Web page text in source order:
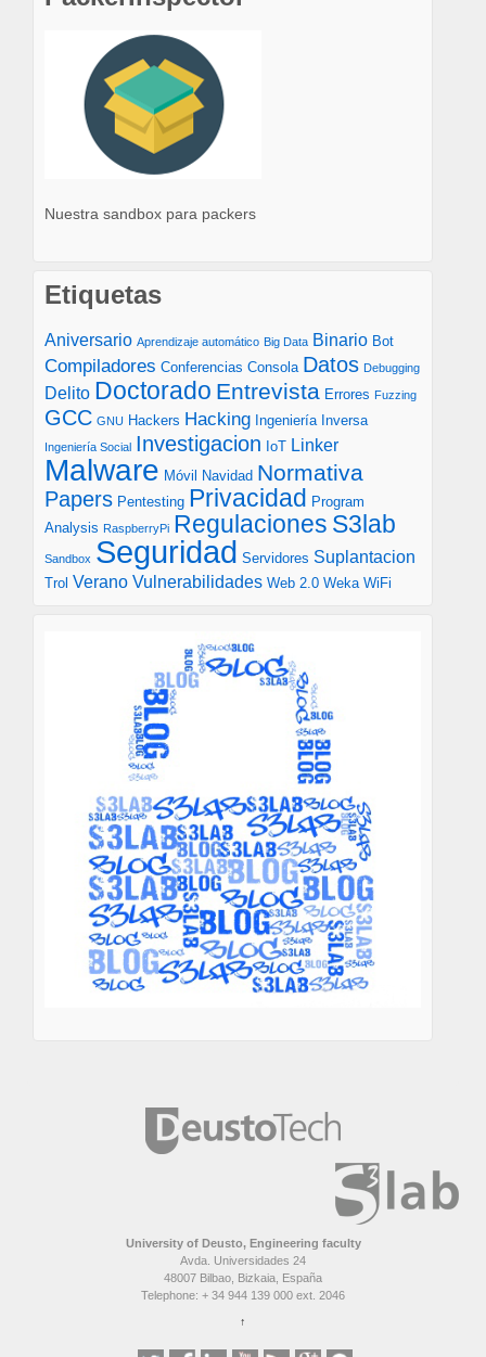
Nuestra sandbox para packers
Etiquetas
Aniversario Aprendizaje automático Big Data Binario Bot
Compiladores Conferencias Consola Datos Debugging
Delito Doctorado Entrevista Errores Fuzzing
GCC GNU Hackers Hacking Ingeniería Inversa
Ingeniería Social Investigacion IoT Linker
Malware Móvil Navidad Normativa
Papers Pentesting Privacidad Program
Analysis RaspberryPi Regulaciones S3lab
Sandbox Seguridad Servidores Suplantacion
Trol Verano Vulnerabilidades Web 2.0 Weka WiFi
University of Deusto, Engineering faculty
Avda. Universidades 24
48007 Bilbao, Bizkaia, España
Telephone: + 34 944 139 000 ext. 2046
↑